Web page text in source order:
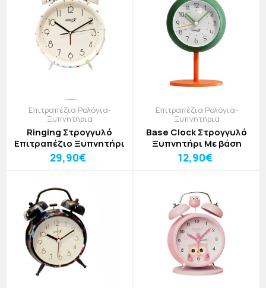
Επιτραπέζια Ρολόγια-
Ξυπνητήρια
Ringing Στρογγυλό
Επιτραπέζιο Ξυπνητήρι
29,90€
Επιτραπέζια Ρολόγια-
Ξυπνητήρια
Base Clock Στρογγυλό
Ξυπνητήρι Με βάση
12,90€